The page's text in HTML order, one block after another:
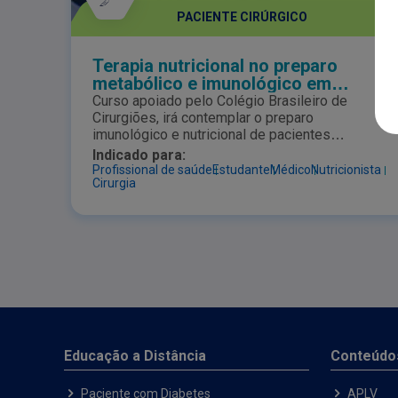
PACIENTE CIRÚRGICO
Terapia nutricional no preparo
metabólico e imunológico em
Cirurgia
Curso apoiado pelo Colégio Brasileiro de
Cirurgiões, irá contemplar o preparo
imunológico e nutricional de pacientes
submetidos a cirurgias oncológicas,
ortopédicas. Além disso, serão abordados
aspectos do manejo metabólico do paciente
Indicado para:
Profissional de saúdeEstudanteMédicoNutricionista
Cirurgia
Educação a Distância
Paciente com Diabetes
APLV